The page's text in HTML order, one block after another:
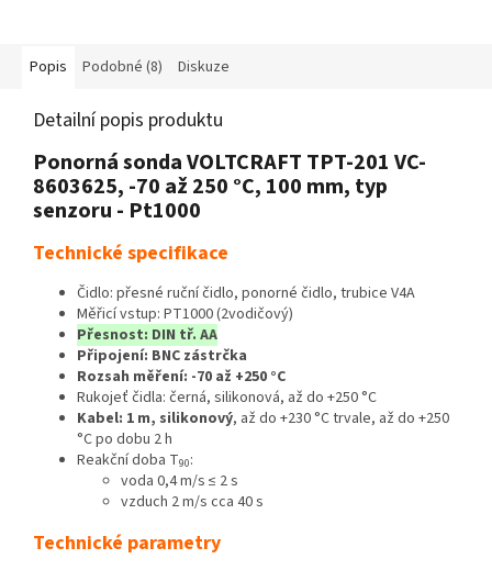
Popis Podobné (8) Diskuze
Detailní popis produktu
Ponorná sonda VOLTCRAFT TPT-201 VC-
8603625, -70 až 250 °C, 100 mm, typ
senzoru - Pt1000
Technické specifikace
Čidlo: přesné ruční čidlo, ponorné čidlo, trubice V4A
Měřicí vstup: PT1000 (2vodičový)
Přesnost: DIN tř. AA
Připojení: BNC zástrčka
Rozsah měření: -70 až +250 °C
Rukojeť čidla: černá, silikonová, až do +250 °C
Kabel: 1 m, silikonový, až do +230 °C trvale, až do +250
°C po dobu 2 h
Reakční doba T90:
voda 0,4 m/s ≤ 2 s
vzduch 2 m/s cca 40 s
Technické parametry